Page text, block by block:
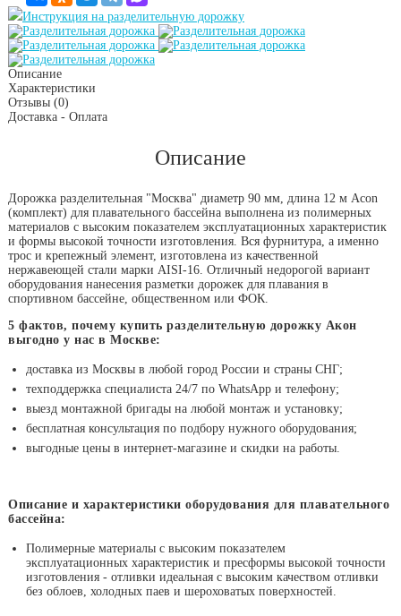
Инструкция на разделительную дорожку
Описание
Характеристики
Отзывы (0)
Доставка - Оплата
Описание
Дорожка разделительная "Москва" диаметр 90 мм, длина 12 м Acon
(комплект) для плавательного бассейна выполнена из полимерных
материалов с высоким показателем эксплуатационных характеристик
и формы высокой точности изготовления. Вся фурнитура, а именно
трос и крепежный элемент, изготовлена из качественной
нержавеющей стали марки AISI-16. Отличный недорогой вариант
оборудования нанесения разметки дорожек для плавания в
спортивном бассейне, общественном или ФОК.
5 фактов, почему купить разделительную дорожку Акон
выгодно у нас в Москве:
доставка из Москвы в любой город России и страны СНГ;
техподдержка специалиста 24/7 по WhatsApp и телефону;
выезд монтажной бригады на любой монтаж и установку;
бесплатная консультация по подбору нужного оборудования;
выгодные цены в интернет-магазине и скидки на работы.
Описание и характеристики оборудования для плавательного
бассейна:
Полимерные материалы с высоким показателем
эксплуатационных характеристик и пресформы высокой точности
изготовления - отливки идеальная с высоким качеством отливки
без облоев, холодных паев и шероховатых поверхностей.